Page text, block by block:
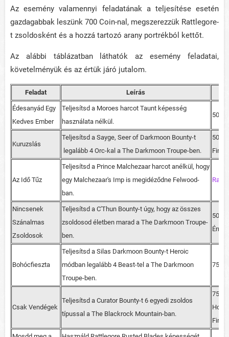
Az esemény valamennyi feladatának a teljesítése esetén
gazdagabbak leszünk 700 Coin-nal, megszerezzük Rattlegore-
t zsoldosként és a hozzá tartozó arany portrékból kettőt.
Az alábbi táblázatban láthatók az esemény feladatai,
követelményük és az értük járó jutalom.
Feladat Leírás
Édesanyád Egy
Kedves Ember
Teljesítsd a Moroes harcot Taunt képesség
használata nélkül.
50
Kuruzslás
Teljesítsd a Sayge, Seer of Darkmoon Bounty-t
legalább 4 Orc-kal a The Darkmoon Troupe-ben.
50
Az Idő Tűz
Teljesítsd a Prince Malchezaar harcot anélkül, hogy
egy Malchezaar's Imp is megidéződne Felwood-
ban.
Nincsenek
Szánalmas
Zsoldosok
Teljesítsd a C'Thun Bounty-t úgy, hogy az összes
zsoldosod életben marad a The Darkmoon Troupe-
ben.
50
Érme
Bohócfieszta
Teljesítsd a Silas Darkmoon Bounty-t Heroic
módban legalább 4 Beast-tel a The Darkmoon
Troupe-ben.
75
Csak Vendégek
Teljesítsd a Curator Bounty-t 6 egyedi zsoldos
típussal a The Blackrock Mountain-ban.
75